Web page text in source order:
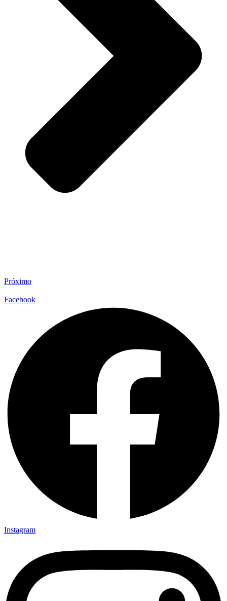
Próximo
Facebook
Instagram